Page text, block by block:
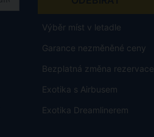
Výběr míst v letadle
Garance nezměněné ceny
Bezplatná změna rezervace
Exotika s Airbusem
Exotika Dreamlinerem